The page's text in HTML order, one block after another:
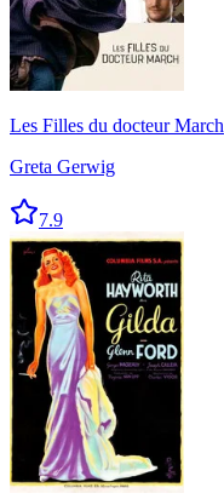
Les Filles du docteur March
Greta Gerwig
7.9